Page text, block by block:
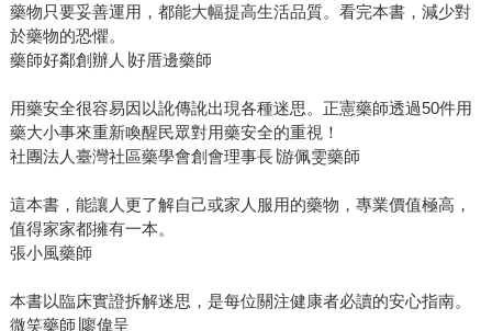
藥物只要妥善運用，都能大幅提高生活品質。看完本書，減少對
於藥物的恐懼。
藥師好鄰創辦人∣好厝邊藥師
用藥安全很容易因以訛傳訛出現各種迷思。正憲藥師透過50件用
藥大小事來重新喚醒民眾對用藥安全的重視！
社團法人臺灣社區藥學會創會理事長∣游佩雯藥師
這本書，能讓人更了解自己或家人服用的藥物，專業價值極高，
值得家家都擁有一本。
張小風藥師
本書以臨床實證拆解迷思，是每位關注健康者必讀的安心指南。
微笑藥師∣廖偉呈